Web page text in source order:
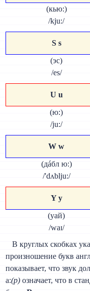
(кью:)
/kju:/
S s
(эс)
/es/
U u
(ю:)
/ju:/
W w
(дáбл ю:)
/'dʌblju:/
Y y
(уай)
/waɪ/
В круглых скобках
произношение букв
показывает, что звук
а:(р) означает, что в